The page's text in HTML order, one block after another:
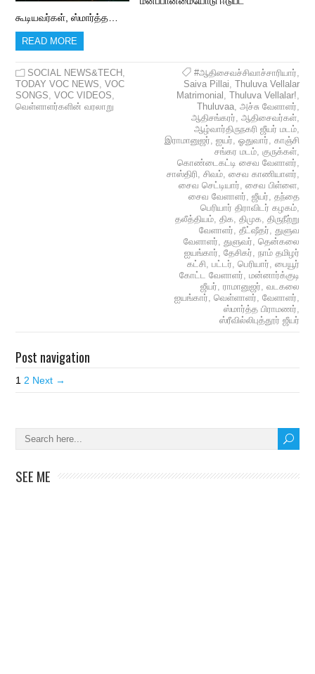
கூடியவர்கள், ஸ்மார்த்த…
READ MORE
SOCIAL NEWS&TECH ,
TODAY VOC NEWS,VOC
SONGS,VOC VIDEOS,
வெள்ளாளர்களின் வரலாறு
#ஆதிசைவச்சிவாச்சாரியார்,
Saiva Pillai, Thuluva Vellalar
Matrimonial , Thuluva Vellalar!,
Thuluvaa, அச்சு வேளாளர்,
ஆதிசங்கரர், ஆதிசைவர்கள்,
ஆழ்வார்திருநகரி ஜீயர் மடம்,
இராமானுஜர், ஐயர், ஓதுவார், காஞ்சி
சங்கர மடம், குருக்கள்,
கொண்டைகட்டி சைவ வேளாளர்,
சாஸ்திரி, சிவம், சைவ காணியாளர்,
சைவ செட்டியார், சைவ பிள்ளை,
சைவ வேளாளர், ஜீயர், தந்தை
பெரியார் திராவிடர் கழகம்,
தலீத்தியம், திக, திமுக, திருநீற்று
வேளாளர், தீட்ஷீதர், துளுவ
வேளாளர், துளுவர், தென்கலை
ஐயங்கார், தேசிகர், நாம் தமிழர்
கட்சி, பட்டர், பெரியார், பையூர்
கோட்ட வேளாளர், மன்னார்க்குடி
ஜீயர், ராமானுஜர், வடகலை
ஐயங்கார், வெள்ளாளர், வேளாளர்,
ஸ்மார்த்த பிராமணர்,
ஸ்ரீவில்லிபுத்தூர் ஜீயர்
Post navigation
1 2 Next →
SEE ME